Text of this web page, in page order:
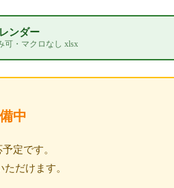
ンダー
可・マクロなし xlsx
中
定です。
だけます。